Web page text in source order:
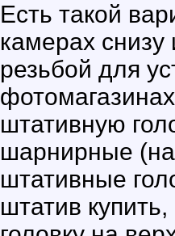
Есть такой
камерах
резьбой для
штативную
шарнирные
штативные
штатив